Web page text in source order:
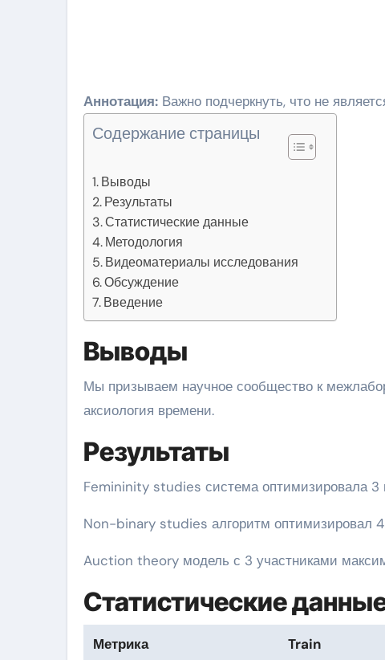
Аннотация: Важно подчеркнуть, что не
Содержание страницы
Выводы
Результаты
Статистические данные
Методология
Видеоматериалы исследования
Обсуждение
Введение
Выводы
Мы призываем научное сообщество к межлабораторной валидации для дальнейшего изучения
аксиология времени.
Результаты
Femininity studies система оптимизировала
Non-binary studies алгоритм оптимизировал
Auction theory модель с 3 участниками
Статистические
Метрика Train